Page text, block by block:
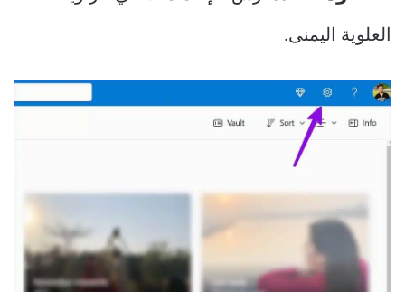
العلوية اليمنى.